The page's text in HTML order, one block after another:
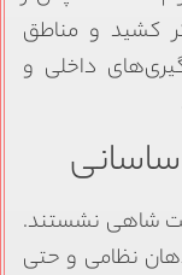
کشید و مناطق
داخلی و
۴۱ نفر بر تخت شاهی نشستند.
نظامی و حتی